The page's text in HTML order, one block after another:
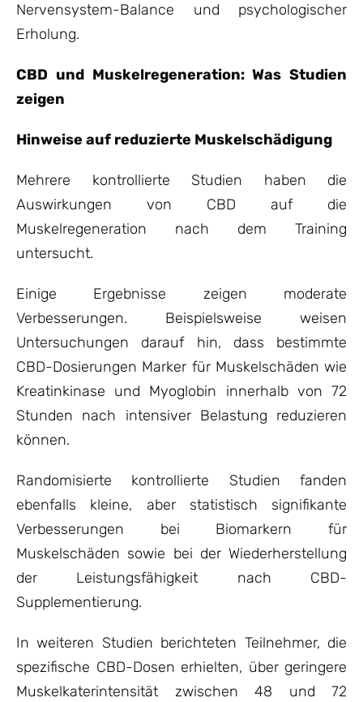
Nervensystem-Balance und psychologischer
Erholung.
CBD und Muskelregeneration: Was Studien
zeigen
Hinweise auf reduzierte Muskelschädigung
Mehrere kontrollierte Studien haben die
Auswirkungen von CBD auf die
Muskelregeneration nach dem Training
untersucht.
Einige Ergebnisse zeigen moderate
Verbesserungen. Beispielsweise weisen
Untersuchungen darauf hin, dass bestimmte
CBD-Dosierungen Marker für Muskelschäden wie
Kreatinkinase und Myoglobin innerhalb von 72
Stunden nach intensiver Belastung reduzieren
können.
Randomisierte kontrollierte Studien fanden
ebenfalls kleine, aber statistisch signifikante
Verbesserungen bei Biomarkern für
Muskelschäden sowie bei der Wiederherstellung
der Leistungsfähigkeit nach CBD-
Supplementierung.
In weiteren Studien berichteten Teilnehmer, die
spezifische CBD-Dosen erhielten, über geringere
Muskelkaterintensität zwischen 48 und 72